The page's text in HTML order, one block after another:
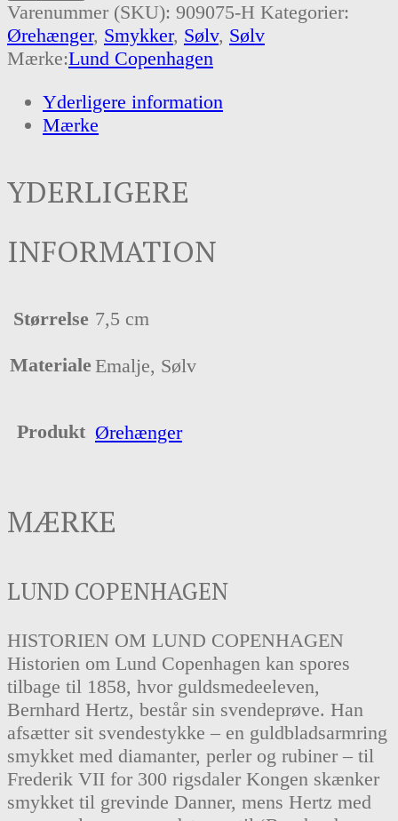
Varenummer (SKU): 909075-H Kategorier:
Ørehænger, Smykker, Sølv, Sølv
Mærke:Lund Copenhagen
Yderligere information
Mærke
YDERLIGERE
INFORMATION
Størrelse 7,5 cm
MaterialeEmalje, Sølv
Produkt Ørehænger
MÆRKE
LUND COPENHAGEN
HISTORIEN OM LUND COPENHAGEN
Historien om Lund Copenhagen kan spores
tilbage til 1858, hvor guldsmedeeleven,
Bernhard Hertz, består sin svendeprøve. Han
afsætter sit svendestykke – en guldbladsarmring
smykket med diamanter, perler og rubiner – til
Frederik VII for 300 rigsdaler Kongen skænker
smykket til grevinde Danner, mens Hertz med